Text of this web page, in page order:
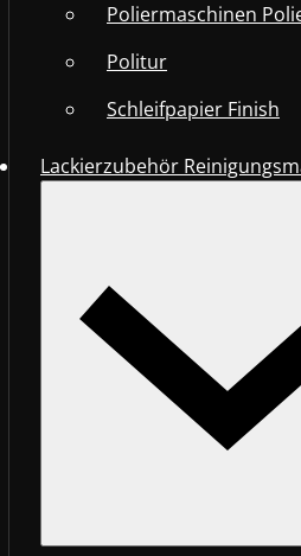
Poliermaschinen
Politur
Schleifpapier Finish
Lackierzubehör